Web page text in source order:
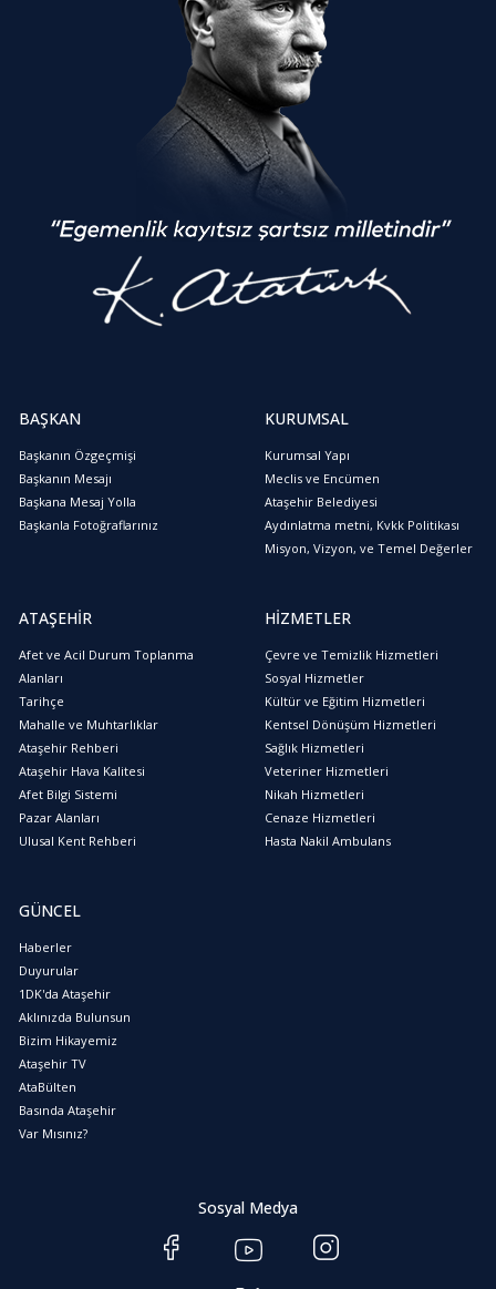
BAŞKAN
Başkanın Özgeçmişi
Başkanın Mesajı
Başkana Mesaj Yolla
Başkanla Fotoğraflarınız
KURUMSAL
Kurumsal Yapı
Meclis ve Encümen
Ataşehir Belediyesi
Aydınlatma metni, Kvkk Politikası
Misyon, Vizyon, ve Temel Değerler
ATAŞEHİR
Afet ve Acil Durum Toplanma
Alanları
Tarihçe
Mahalle ve Muhtarlıklar
Ataşehir Rehberi
Ataşehir Hava Kalitesi
Afet Bilgi Sistemi
Pazar Alanları
Ulusal Kent Rehberi
HİZMETLER
Çevre ve Temizlik Hizmetleri
Sosyal Hizmetler
Kültür ve Eğitim Hizmetleri
Kentsel Dönüşüm Hizmetleri
Sağlık Hizmetleri
Veteriner Hizmetleri
Nikah Hizmetleri
Cenaze Hizmetleri
Hasta Nakil Ambulans
GÜNCEL
Haberler
Duyurular
1DK'da Ataşehir
Aklınızda Bulunsun
Bizim Hikayemiz
Ataşehir TV
AtaBülten
Basında Ataşehir
Var Mısınız?
Sosyal Medya